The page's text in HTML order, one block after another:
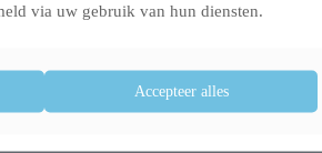
1,1%, fosfor 0,85%
via uw gebruik van hun diensten.
Accepteer alles